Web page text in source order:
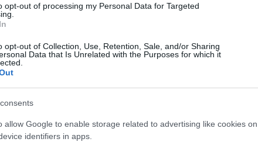
opt-out of processing my Personal Data for Targeted
opt-out of Collection, Use, Retention, Sale, and/or Sharing
Data that Is Unrelated with the Purposes for which it
allow Google to enable storage related to advertising like cookies on
identifiers in apps.
ύψος του Προαστίου, στην περιοχή, με ...
αγριόχοιρων σε καλλιέργειες –
στην περιοχή οι ομάδες